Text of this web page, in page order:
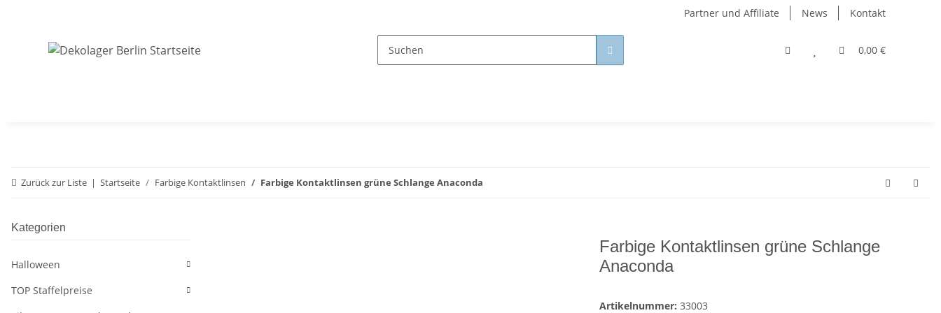
Partner und Affiliate News Kontakt
0,00 €
Zurück zur Liste Startseite Farbige Kontaktlinsen Farbige Kontaktlinsen grüne Schlange Anaconda
Farbige Kontaktlinsen grüne Schlange
Anaconda
Artikelnummer: 33003
Kategorien
Halloween
TOP Staffelpreise